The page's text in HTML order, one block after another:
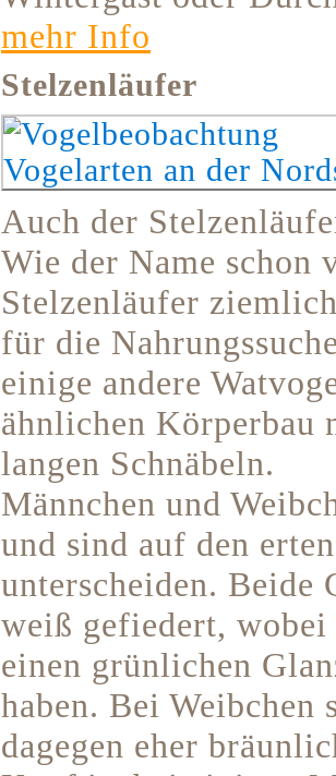
mehr Info
Stelzenläufer
Auch der
Wie der Name schon
Stelzenläufer
für die
einige andere
ähnlichen Körperbau
langen Schnäbeln.
Männchen und
und sind auf den
unterscheiden. Beide
weiß gefiedert, wobei
einen grünlichen
haben. Bei Weibchen
dagegen eher